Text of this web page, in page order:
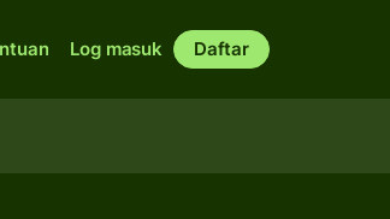
Log masuk Daftar